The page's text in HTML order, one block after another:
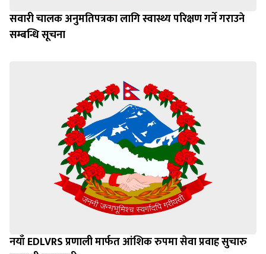
सवारी चालक अनुमतिपत्रका लागि स्वास्थ्य परिक्षण गर्ने गराउने
सम्बन्धि सूचना
नयाँ EDLVRS प्रणाली मार्फत आंशिक रुपमा सेवा प्रवाह सुचारु